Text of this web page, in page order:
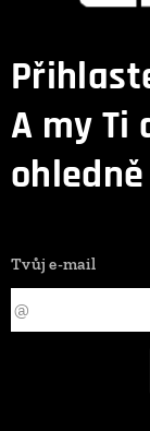
A my Ti
Tvůj e-mail